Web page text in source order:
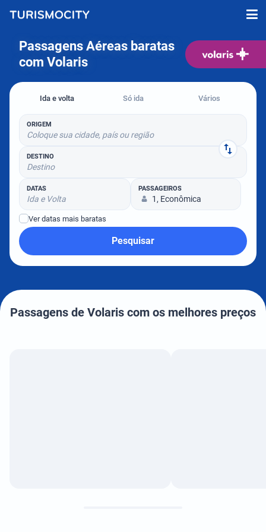
Passagens Aéreas baratas
com Volaris
Ida e volta Só ida Vários
ORIGEM
Coloque sua cidade, país ou região
DESTINO
Destino
DATAS
Ida e Volta
PASSAGEIROS
1, Econômica
Ver datas mais baratas
Pesquisar
Passagens de Volaris com os melhores preços